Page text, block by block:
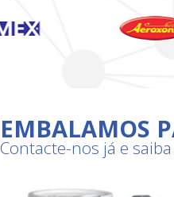
EMBALAMOS
Contacte-nos já e